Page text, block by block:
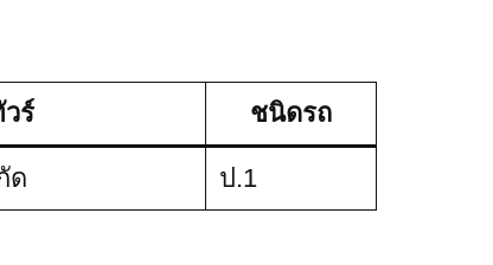
ร์ ชนิดรถ
ด ป.1